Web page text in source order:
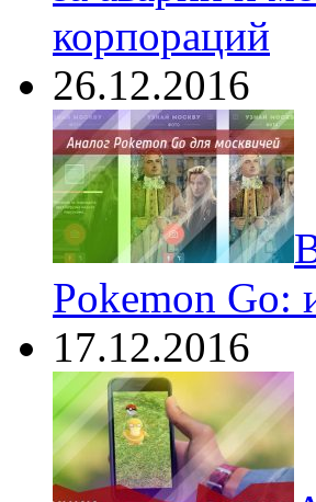
корпораций
26.12.2016
Pokemon Go:
17.12.2016